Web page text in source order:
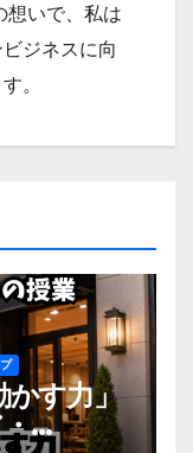
想いで、私は
ジネスに向
。
かす力」